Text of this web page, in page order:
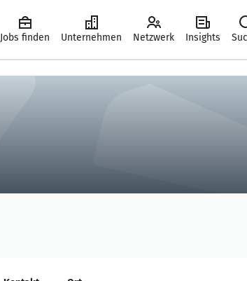
Jobs finden Unternehmen Netzwerk Insights